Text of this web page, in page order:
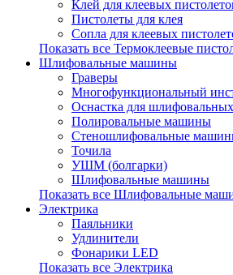
Клей для клеевых
Пистолеты для клея
Сопла для клеевых
Показать все Термоклеевые
Шлифовальные машины
Граверы
Многофункциональный
Оснастка для
Полировальные машины
Стеношлифовальные
Точила
УШМ (болгарки)
Шлифовальные машины
Показать все Шлифовальные
Электрика
Паяльники
Удлинители
Фонарики LED
Показать все Электрика